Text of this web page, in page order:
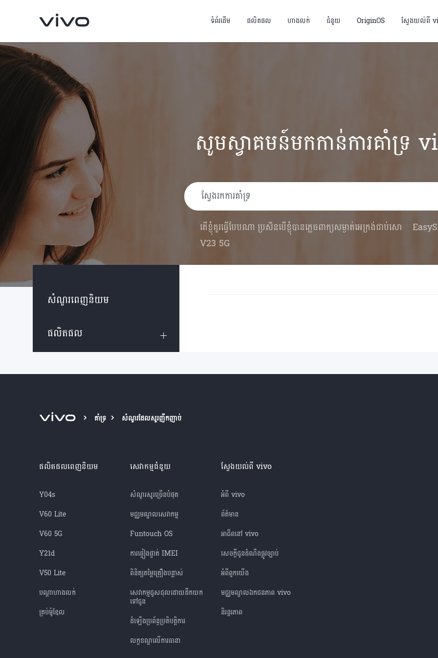
ទំព័រដើម ផលិតផល ហាងលក់ ជំនួយ OriginOS ស្វែងយល់ពី
V60 5G
សូមស្វាគមន៍មកកាន់ការគាំទ្រ
តើខ្ញុំគួរធ្វើបែបណា ប្រសិនបើខ្ញុំបានភ្លេចពាក្យសម្ងាត់អេក្រង់ជាប់សោ
V23 5G
សំណួរពេញនិយម
ផលិតផល
គាំទ្រ សំណួរដែលសួរញឹកញាប់
ផលិតផលពេញនិយម
Y04s
V60 Lite
V60 5G
Y21d
V50 Lite
បណ្តាហាងលក់
គ្រប់ម៉ូឌែល
សេវាកម្មជំនួយ
សំណួរសួរច្រើនបំផុត
មជ្ឈមណ្ឌល​សេវាកម្ម
Funtouch OS
ការផ្ទៀងផ្ទាត់ IMEI
ពិនិត្យតម្លៃគ្រឿងបន្លាស់
សេវាកម្មជួសជុលដោយដឹកយក
ទៅជូន
ដំឡើងប្រព័ន្ធប្រតិបត្តិការ
លក្ខខណ្ឌលើការធានា
ស្វែងយល់ពី vivo
អំពី vivo
ព័ត៌មាន
អាជីពនៅ vivo
សេចក្តីជូនដំណឹងផ្លូវច្បាប់
អំពី​ពួក​យើង
មជ្ឈមណ្ឌលឯកជនភាព vivo
និរន្តរភាព